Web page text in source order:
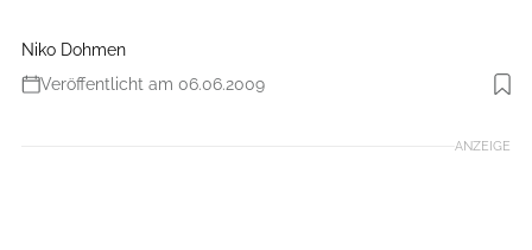
Niko Dohmen
Veröffentlicht am 06.06.2009
ANZEIGE